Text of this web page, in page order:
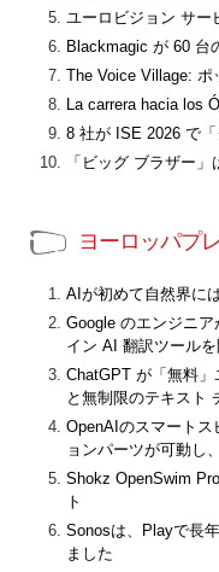
ユーロビジョン サー
Blackmagic が 60 台
The Voice Village: ポ
La carrera hacia los
8 社が ISE 2026 で
「ビッグ ブラザー
ヨーロッパプ
AIが初めて自然界に
Google のエンジニ
イン AI 翻訳ツール
ChatGPT が「無料
と無制限のテキスト
OpenAIのスマートス
ョンパーツが可動し
Shokz OpenSwim
ト
Sonosは、Playで長
ました